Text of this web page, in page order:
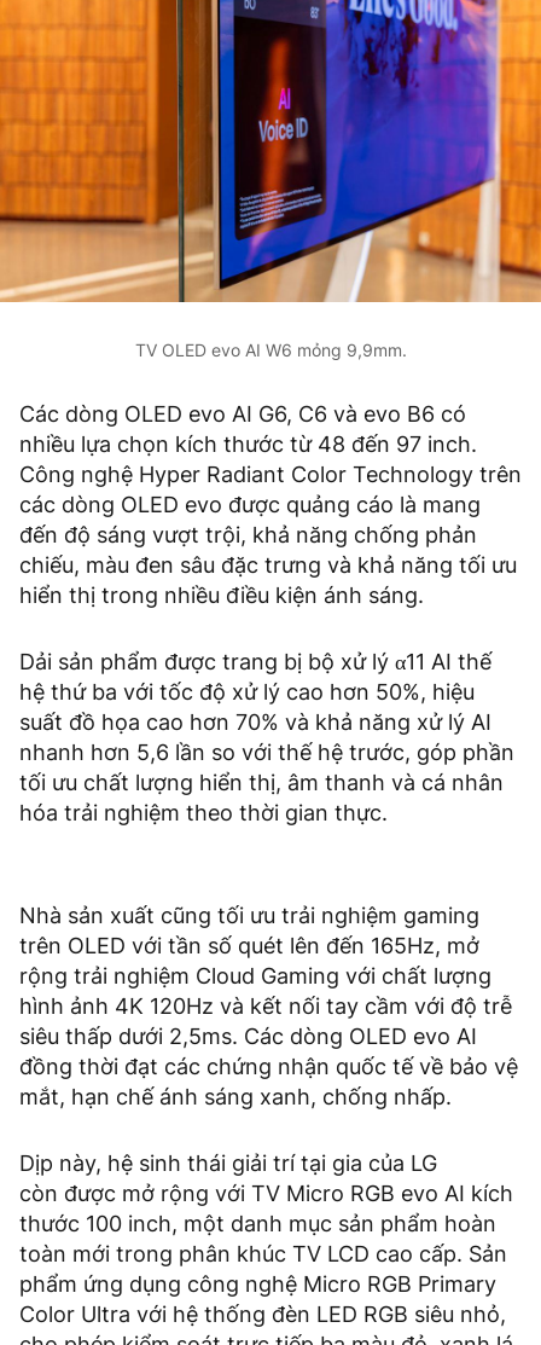
TV OLED evo AI W6 mỏng 9,9mm.
Các dòng OLED evo AI G6, C6 và evo B6 có
nhiều lựa chọn kích thước từ 48 đến 97 inch.
Công nghệ Hyper Radiant Color Technology trên
các dòng OLED evo được quảng cáo là mang
đến độ sáng vượt trội, khả năng chống phản
chiếu, màu đen sâu đặc trưng và khả năng tối ưu
hiển thị trong nhiều điều kiện ánh sáng.
Dải sản phẩm được trang bị bộ xử lý α11 AI thế
hệ thứ ba với tốc độ xử lý cao hơn 50%, hiệu
suất đồ họa cao hơn 70% và khả năng xử lý AI
nhanh hơn 5,6 lần so với thế hệ trước, góp phần
tối ưu chất lượng hiển thị, âm thanh và cá nhân
hóa trải nghiệm theo thời gian thực.
Nhà sản xuất cũng tối ưu trải nghiệm gaming
trên OLED với tần số quét lên đến 165Hz, mở
rộng trải nghiệm Cloud Gaming với chất lượng
hình ảnh 4K 120Hz và kết nối tay cầm với độ trễ
siêu thấp dưới 2,5ms. Các dòng OLED evo AI
đồng thời đạt các chứng nhận quốc tế về bảo vệ
mắt, hạn chế ánh sáng xanh, chống nhấp.
Dịp này, hệ sinh thái giải trí tại gia của LG
còn được mở rộng với TV Micro RGB evo AI kích
thước 100 inch, một danh mục sản phẩm hoàn
toàn mới trong phân khúc TV LCD cao cấp. Sản
phẩm ứng dụng công nghệ Micro RGB Primary
Color Ultra với hệ thống đèn LED RGB siêu nhỏ,